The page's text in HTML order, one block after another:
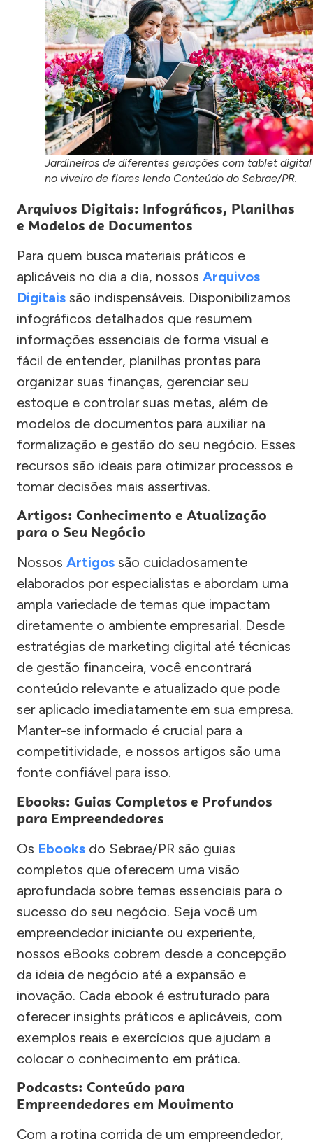
Jardineiros de diferentes gerações com tablet digital
no viveiro de flores lendo Conteúdo do Sebrae/PR.
Arquivos Digitais: Infográficos, Planilhas
e Modelos de Documentos
Para quem busca materiais práticos e
aplicáveis no dia a dia, nossos Arquivos
Digitais são indispensáveis. Disponibilizamos
infográficos detalhados que resumem
informações essenciais de forma visual e
fácil de entender, planilhas prontas para
organizar suas finanças, gerenciar seu
estoque e controlar suas metas, além de
modelos de documentos para auxiliar na
formalização e gestão do seu negócio. Esses
recursos são ideais para otimizar processos e
tomar decisões mais assertivas.
Artigos: Conhecimento e Atualização
para o Seu Negócio
Nossos Artigos são cuidadosamente
elaborados por especialistas e abordam uma
ampla variedade de temas que impactam
diretamente o ambiente empresarial. Desde
estratégias de marketing digital até técnicas
de gestão financeira, você encontrará
conteúdo relevante e atualizado que pode
ser aplicado imediatamente em sua empresa.
Manter-se informado é crucial para a
competitividade, e nossos artigos são uma
fonte confiável para isso.
Ebooks: Guias Completos e Profundos
para Empreendedores
Os Ebooks do Sebrae/PR são guias
completos que oferecem uma visão
aprofundada sobre temas essenciais para o
sucesso do seu negócio. Seja você um
empreendedor iniciante ou experiente,
nossos eBooks cobrem desde a concepção
da ideia de negócio até a expansão e
inovação. Cada ebook é estruturado para
oferecer insights práticos e aplicáveis, com
exemplos reais e exercícios que ajudam a
colocar o conhecimento em prática.
Podcasts: Conteúdo para
Empreendedores em Movimento
Com a rotina corrida de um empreendedor,